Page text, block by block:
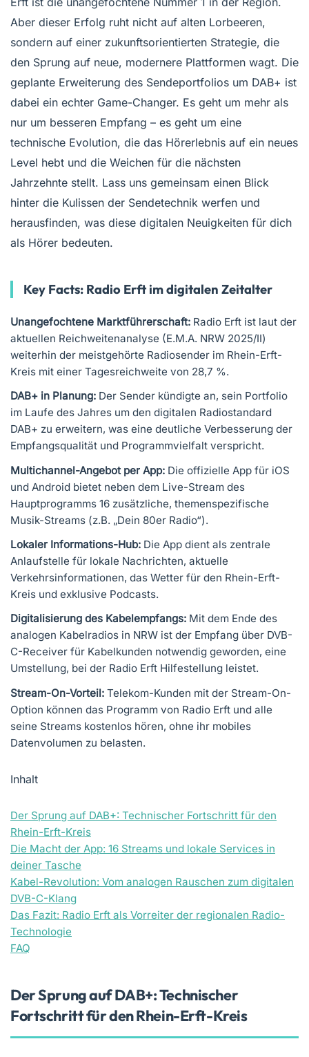
Aber dieser Erfolg ruht nicht auf alten Lorbeeren,
sondern auf einer zukunftsorientierten Strategie, die
den Sprung auf neue, modernere Plattformen wagt. Die
geplante Erweiterung des Sendeportfolios um DAB+ ist
dabei ein echter Game-Changer. Es geht um mehr als
nur um besseren Empfang – es geht um eine
technische Evolution, die das Hörerlebnis auf ein neues
Level hebt und die Weichen für die nächsten
Jahrzehnte stellt. Lass uns gemeinsam einen Blick
hinter die Kulissen der Sendetechnik werfen und
herausfinden, was diese digitalen Neuigkeiten für dich
als Hörer bedeuten.
Key Facts: Radio Erft im digitalen Zeitalter
Unangefochtene Marktführerschaft: Radio Erft ist laut der
aktuellen Reichweitenanalyse (E.M.A. NRW 2025/II)
weiterhin der meistgehörte Radiosender im Rhein-Erft-
Kreis mit einer Tagesreichweite von 28,7 %.
DAB+ in Planung: Der Sender kündigte an, sein Portfolio
im Laufe des Jahres um den digitalen Radiostandard
DAB+ zu erweitern, was eine deutliche Verbesserung der
Empfangsqualität und Programmvielfalt verspricht.
Multichannel-Angebot per App: Die offizielle App für iOS
und Android bietet neben dem Live-Stream des
Hauptprogramms 16 zusätzliche, themenspezifische
Musik-Streams (z.B. „Dein 80er Radio“).
Lokaler Informations-Hub: Die App dient als zentrale
Anlaufstelle für lokale Nachrichten, aktuelle
Verkehrsinformationen, das Wetter für den Rhein-Erft-
Kreis und exklusive Podcasts.
Digitalisierung des Kabelempfangs: Mit dem Ende des
analogen Kabelradios in NRW ist der Empfang über DVB-
C-Receiver für Kabelkunden notwendig geworden, eine
Umstellung, bei der Radio Erft Hilfestellung leistet.
Stream-On-Vorteil: Telekom-Kunden mit der Stream-On-
Option können das Programm von Radio Erft und alle
seine Streams kostenlos hören, ohne ihr mobiles
Datenvolumen zu belasten.
Inhalt
Der Sprung auf DAB+: Technischer Fortschritt für den
Rhein-Erft-Kreis
Die Macht der App: 16 Streams und lokale Services in
deiner Tasche
Kabel-Revolution: Vom analogen Rauschen zum digitalen
DVB-C-Klang
Das Fazit: Radio Erft als Vorreiter der regionalen Radio-
Technologie
FAQ
Der Sprung auf DAB+: Technischer
Fortschritt für den Rhein-Erft-Kreis